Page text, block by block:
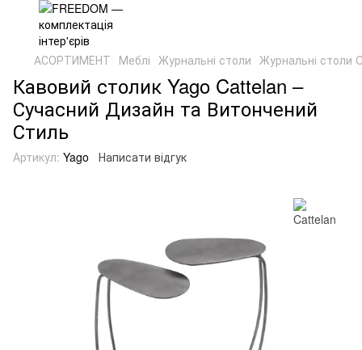
АСОРТИМЕНТ Меблі Журнальні столи Журнальні столи
Кавовий столик Yago Cattelan –
Сучасний Дизайн та Витончений
Стиль
Артикул: Yago Написати відгук